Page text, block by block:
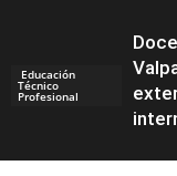
Educación
Técnico
Profesional